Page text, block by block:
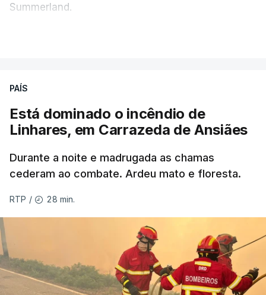
Summerland.
ERRO100
ERROR ON HTML5 MEDIA ELEMENT
ESTE CONTEÚDO ESTÁ NESTE
MOMENTO INDISPONÍVEL
As autoridades canadianas estimam que vai levar
dias ou semanas para controlar o fogo. Mais de
dois mil operacionais estão no terreno no combate
PAÍS
Está dominado o incêndio de
Linhares, em Carrazeda de Ansiães
Durante a noite e madrugada as chamas
cederam ao combate. Ardeu mato e floresta.
RTP / 28 min.